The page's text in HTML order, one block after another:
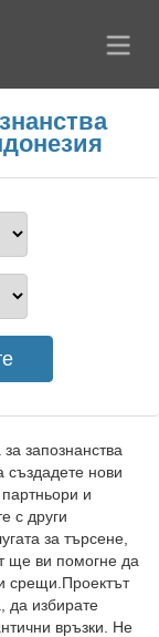
запознанства
нови
и
с други
за търсене,
ще ви помогне да
срещи.Проектът
да избирате
връзки. Не